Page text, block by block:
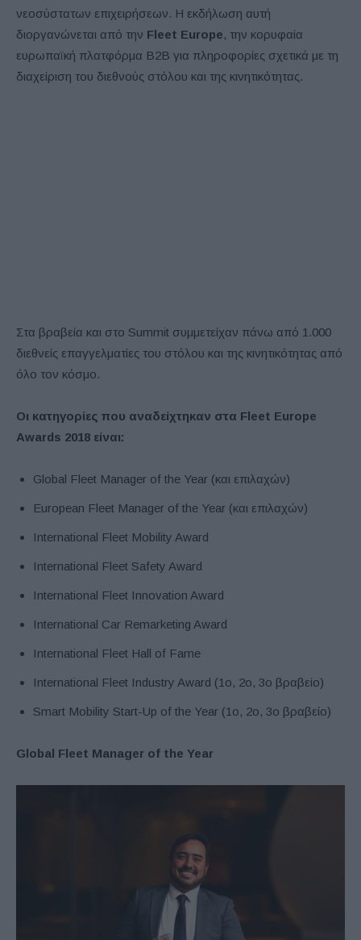
νεοσύστατων επιχειρήσεων. Η εκδήλωση αυτή
διοργανώνεται από την Fleet Europe, την κορυφαία
ευρωπαϊκή πλατφόρμα B2B για πληροφορίες σχετικά με τη
διαχείριση του διεθνούς στόλου και της κινητικότητας.
Στα βραβεία και στο Summit συμμετείχαν πάνω από 1.000
διεθνείς επαγγελματίες του στόλου και της κινητικότητας από
όλο τον κόσμο.
Οι κατηγορίες που αναδείχτηκαν στα Fleet Europe
Awards 2018 είναι:
Global Fleet Manager of the Year (και επιλαχών)
European Fleet Manager of the Year (και επιλαχών)
International Fleet Mobility Award
International Fleet Safety Award
International Fleet Innovation Award
International Car Remarketing Award
International Fleet Hall of Fame
International Fleet Industry Award (1ο, 2ο, 3ο βραβείο)
Smart Mobility Start-Up of the Year (1ο, 2ο, 3ο βραβείο)
Global Fleet Manager of the Year